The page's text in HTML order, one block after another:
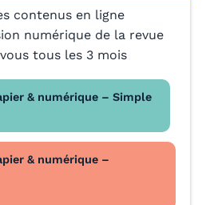
contenus en ligne
numérique de la revue
tous les 3 mois
& numérique – Simple
& numérique –